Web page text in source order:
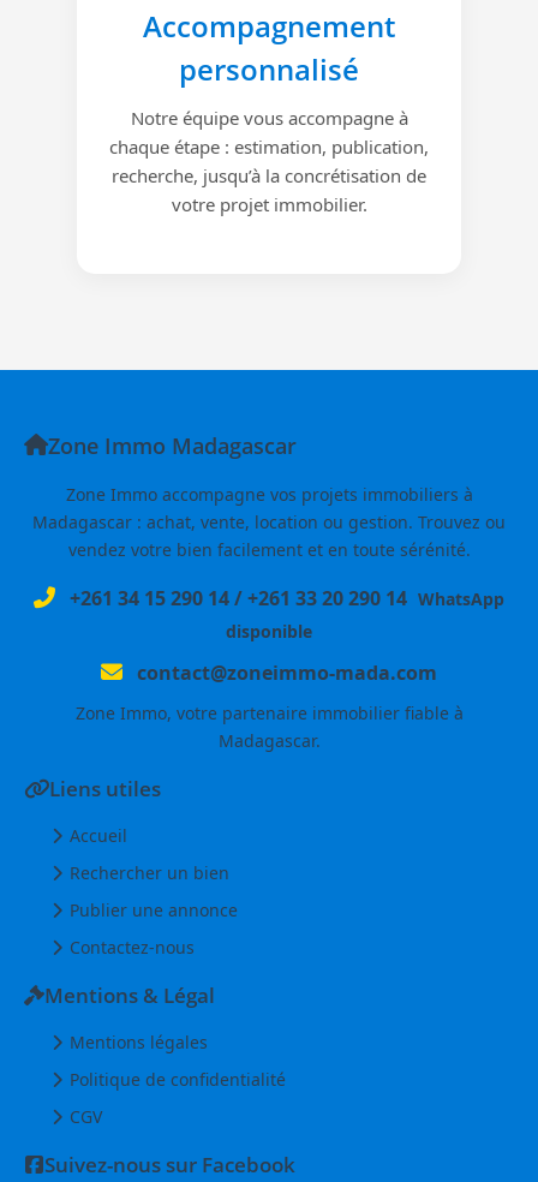
Accompagnement
personnalisé
Notre équipe vous accompagne à
chaque étape : estimation, publication,
recherche, jusqu’à la concrétisation de
votre projet immobilier.
Zone Immo Madagascar
Zone Immo accompagne vos projets immobiliers à
Madagascar : achat, vente, location ou gestion. Trouvez ou
vendez votre bien facilement et en toute sérénité.
+261 34 15 290 14/+261 33 20 290 14 WhatsApp
disponible
contact@zoneimmo-mada.com
Zone Immo, votre partenaire immobilier fiable à
Madagascar.
Liens utiles
Accueil
Rechercher un bien
Publier une annonce
Contactez-nous
Mentions & Légal
Mentions légales
Politique de confidentialité
CGV
Suivez-nous sur Facebook